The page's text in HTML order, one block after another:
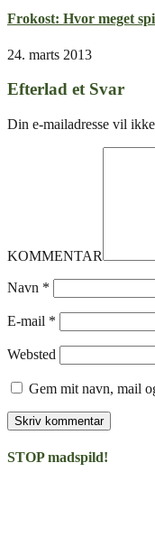
Frokost: Hvor meget
24. marts 2013
Efterlad et Svar
Din e-mailadresse vil
KOMMENTAR
Navn *
E-mail *
Websted
Gem mit navn, mail
STOP madspild!